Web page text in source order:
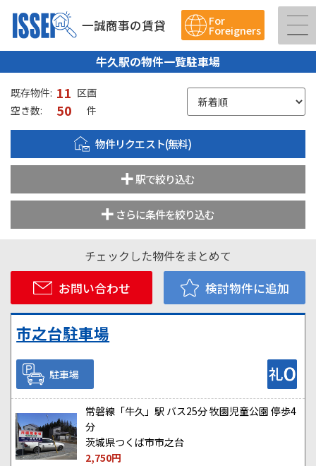
一誠商事の賃貸 For
Foreigners
牛久駅の物件一覧駐車場
既存物件: 11 区画
空き数:
50 件
物件リクエスト(無料)
駅で絞り込む
さらに条件を絞り込む
チェックした物件をまとめて
お問い合わせ
検討物件に追加
市之台駐車場
駐車場
常磐線「牛久」駅 バス25分 牧園児童公園 停歩4
分
茨城県つくば市市之台
2,750円